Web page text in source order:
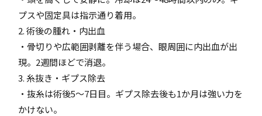
プスや固定具は指示通り着用。
2. 術後の腫れ・内出血
・骨切りや広範囲剥離を伴う場合、眼周囲に内出血が出
現。2週間ほどで消退。
3. 糸抜き・ギプス除去
・抜糸は術後5～7日目。ギプス除去後も1か月は強い力を
かけない。